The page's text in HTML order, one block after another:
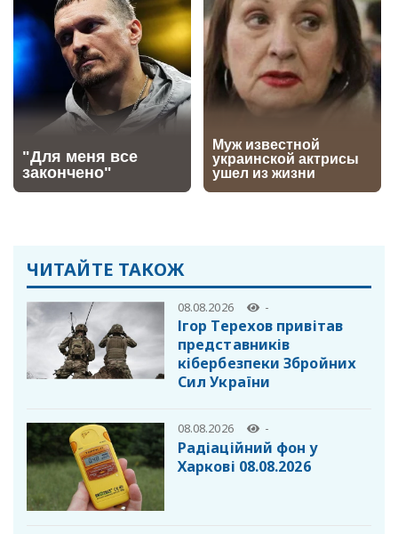
ЧИТАЙТЕ ТАКОЖ
08.08.2026 -
Ігор Терехов привітав
представників
кібербезпеки Збройних
Сил України
08.08.2026 -
Радіаційний фон у
Харкові 08.08.2026